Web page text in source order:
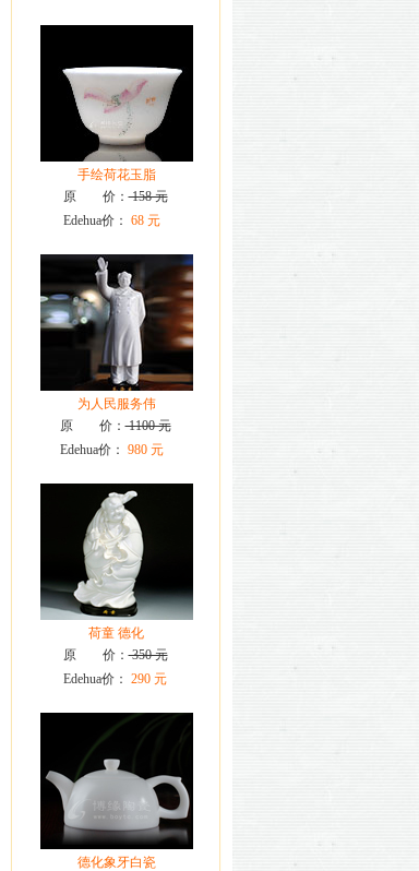
手绘荷花玉脂
原 价：158 元
Edehua价： 68 元
为人民服务伟
原 价：1100 元
Edehua价： 980 元
荷童 德化
原 价：350 元
Edehua价： 290 元
德化象牙白瓷